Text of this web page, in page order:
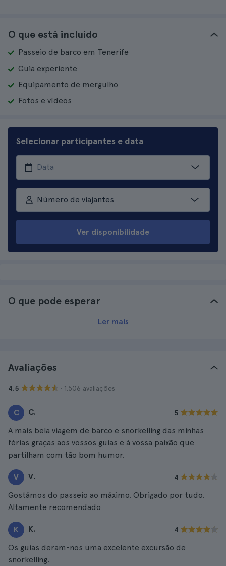
O que está incluído
Passeio de barco em Tenerife
Guia experiente
Equipamento de mergulho
Fotos e vídeos
Selecionar participantes e data
Número de viajantes
Ver disponibilidade
O que pode esperar
Ler mais
Avaliações
4.5 · 1.506 avaliações
C C. 5
A mais bela viagem de barco e snorkelling das minhas
férias graças aos vossos guias e à vossa paixão que
partilham com tão bom humor.
V V. 4
Gostámos do passeio ao máximo. Obrigado por tudo.
Altamente recomendado
K K. 4
Os guias deram-nos uma excelente excursão de
snorkelling.